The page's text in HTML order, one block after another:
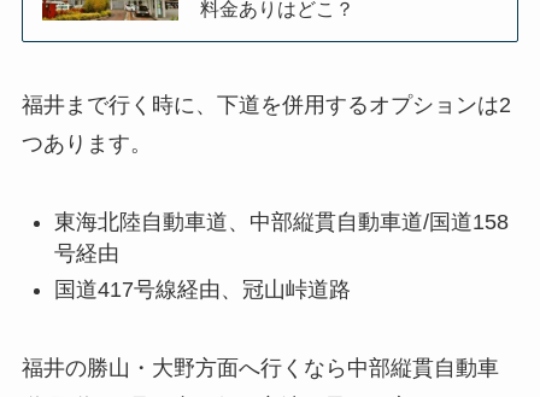
料金ありはどこ？
福井まで行く時に、下道を併用するオプションは2
つあります。
東海北陸自動車道、中部縦貫自動車道/国道158
号経由
国道417号線経由、冠山峠道路
福井の勝山・大野方面へ行くなら中部縦貫自動車